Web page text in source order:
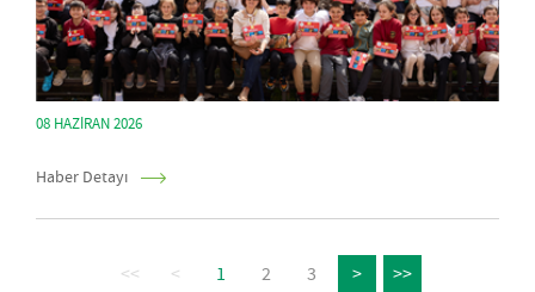
08 HAZIRAN 2026
Haber Detayı
<< < 1 2 3 > >>